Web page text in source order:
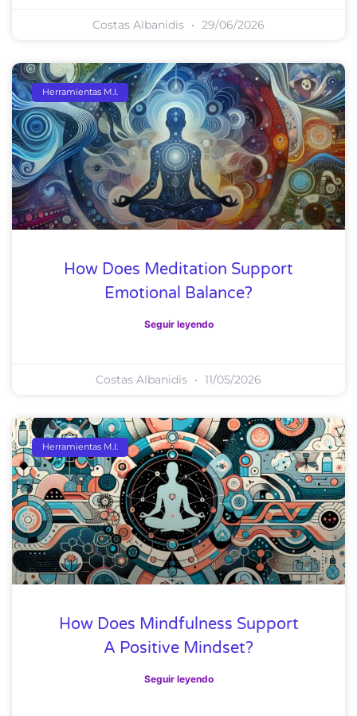
Costas Albanidis 29/06/2026
Herramientas M.I.
How Does Meditation Support
Emotional Balance?
Seguir leyendo
Costas Albanidis 11/05/2026
Herramientas M.I.
How Does Mindfulness Support
A Positive Mindset?
Seguir leyendo